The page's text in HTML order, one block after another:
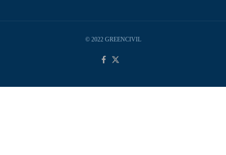
© 2022 GREENCIVIL